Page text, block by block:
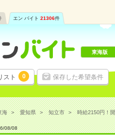
エン バイト 21306件
スト 0 保存した希望条件
東海版
海 愛知県 知立市 時給2150円！
/08/08